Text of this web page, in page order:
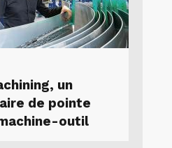
un
de pointe
outil